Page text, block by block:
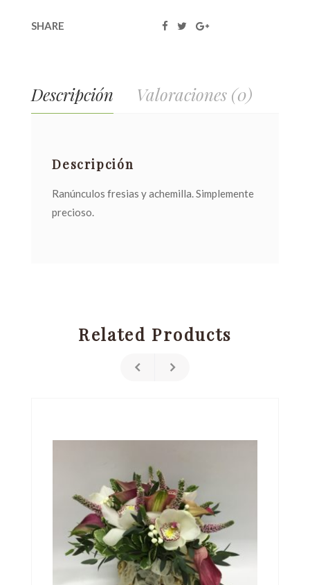
SHARE
Descripción Valoraciones (0)
Descripción
Ranúnculos fresias y achemilla. Simplemente
precioso.
Related Products